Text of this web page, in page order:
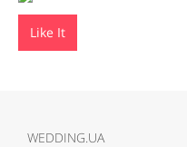
Like It
WEDDING.UA